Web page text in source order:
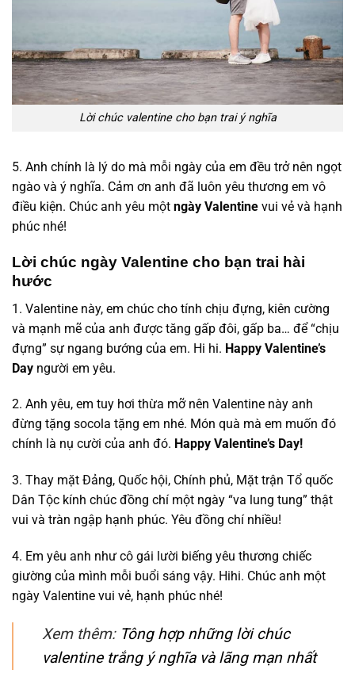
Lời chúc valentine cho bạn trai ý nghĩa
5. Anh chính là lý do mà mỗi ngày của em đều trở nên ngọt
ngào và ý nghĩa. Cảm ơn anh đã luôn yêu thương em vô
điều kiện. Chúc anh yêu một ngày Valentine vui vẻ và hạnh
phúc nhé!
Lời chúc ngày Valentine cho bạn trai hài
hước
1. Valentine này, em chúc cho tính chịu đựng, kiên cường
và mạnh mẽ của anh được tăng gấp đôi, gấp ba… để “chịu
đựng” sự ngang bướng của em. Hi hi. Happy Valentine’s
Day người em yêu.
2. Anh yêu, em tuy hơi thừa mỡ nên Valentine này anh
đừng tặng socola tặng em nhé. Món quà mà em muốn đó
chính là nụ cười của anh đó. Happy Valentine’s Day!
3. Thay mặt Đảng, Quốc hội, Chính phủ, Mặt trận Tổ quốc
Dân Tộc kính chúc đồng chí một ngày “va lung tung” thật
vui và tràn ngập hạnh phúc. Yêu đồng chí nhiều!
4. Em yêu anh như cô gái lười biếng yêu thương chiếc
giường của mình mỗi buổi sáng vậy. Hihi. Chúc anh một
ngày Valentine vui vẻ, hạnh phúc nhé!
Xem thêm: Tông hợp những lời chúc
valentine trắng ý nghĩa và lãng mạn nhất